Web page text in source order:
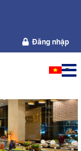
Đăng nhập